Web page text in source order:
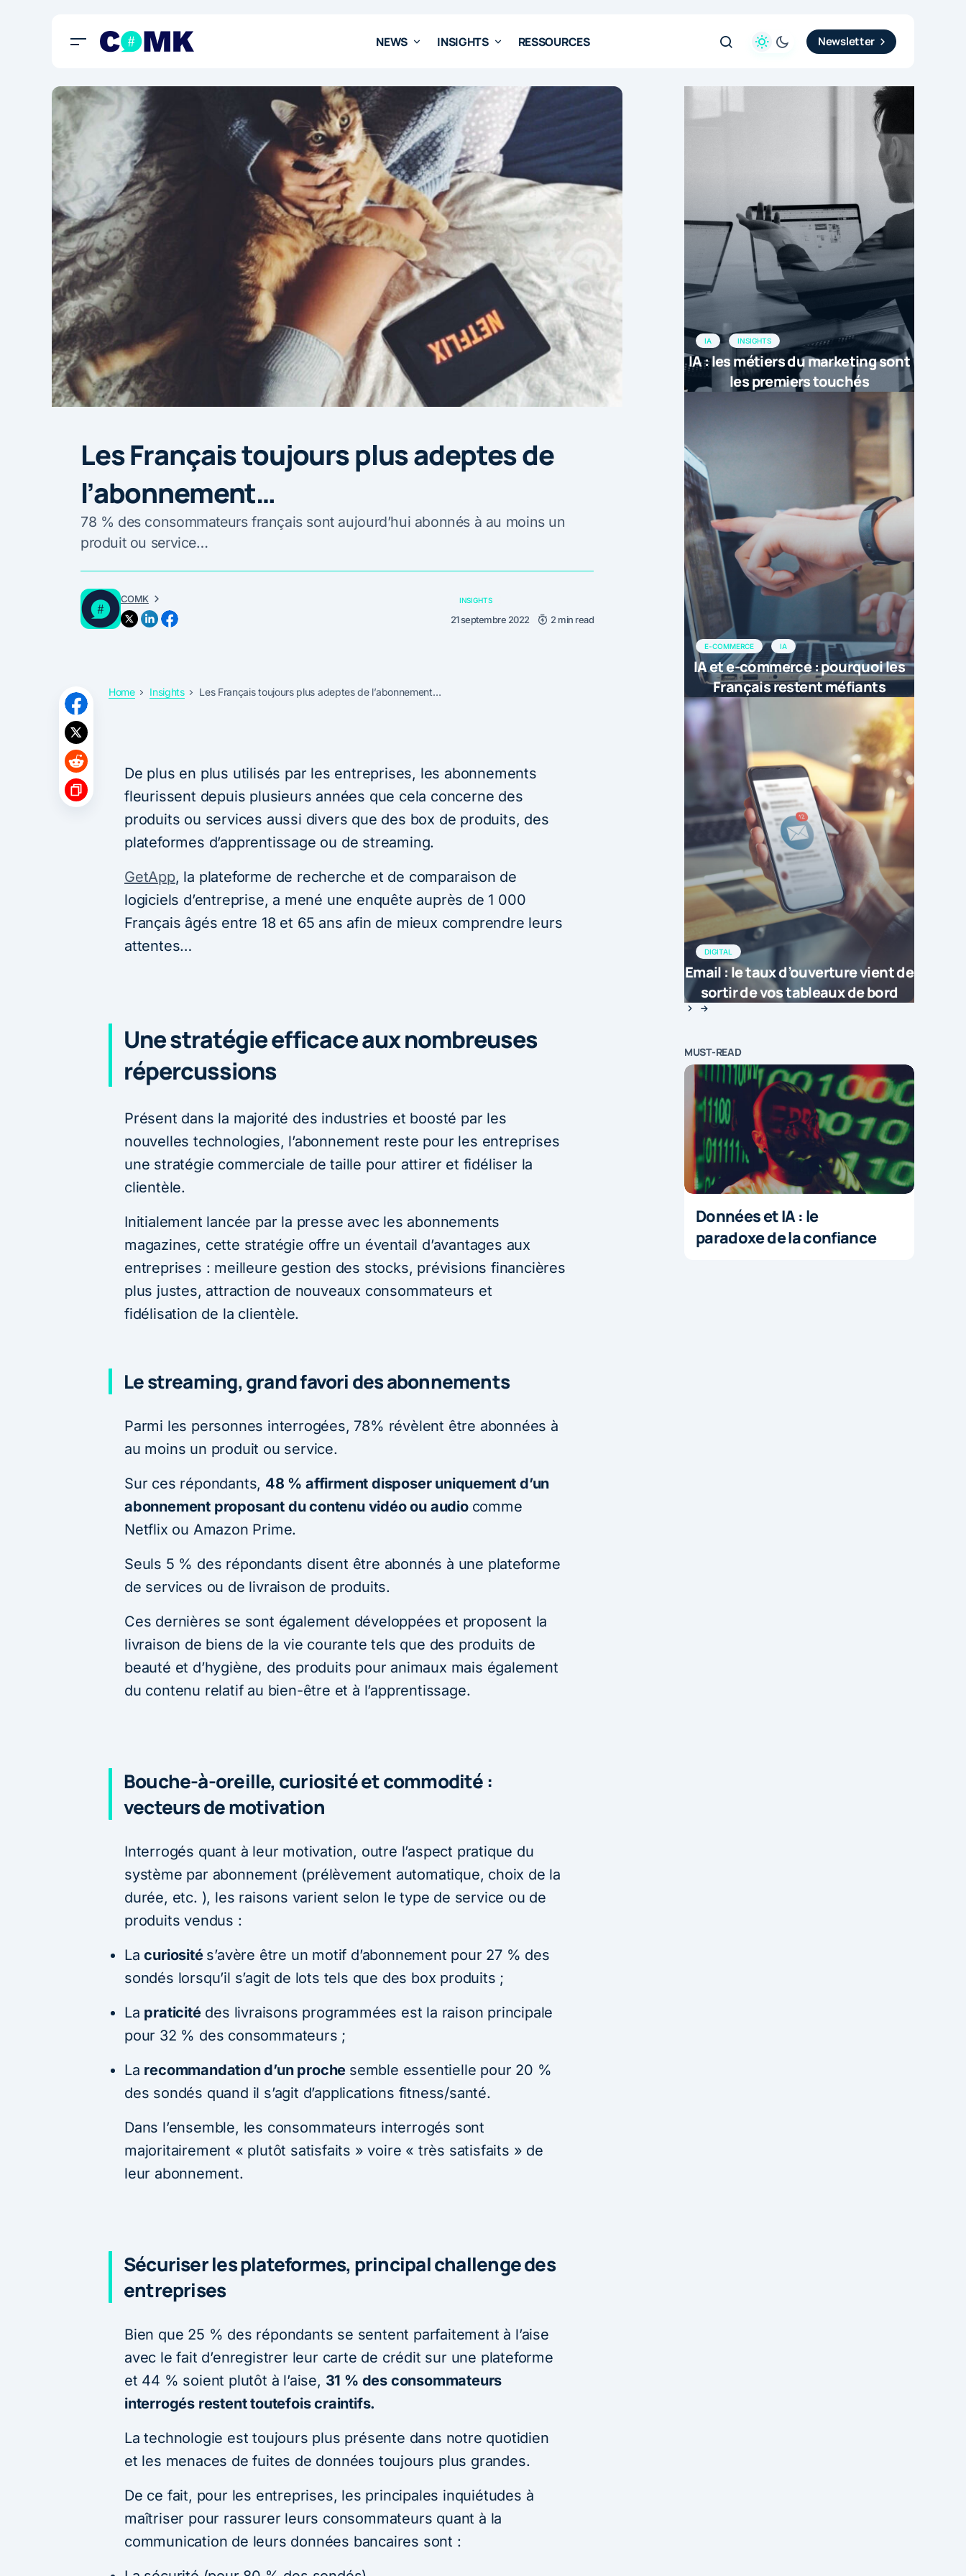
NEWS INSIGHTS RESSOURCES Newsletter
Les Français toujours plus adeptes de
l’abonnement…
78 % des consommateurs français sont aujourd’hui abonnés à au moins un
produit ou service…
COMK INSIGHTS
21 septembre 2022 2 min read
Home Insights Les Français toujours plus adeptes de l’abonnement…
De plus en plus utilisés par les entreprises, les abonnements
fleurissent depuis plusieurs années que cela concerne des
produits ou services aussi divers que des box de produits, des
plateformes d’apprentissage ou de streaming.
GetApp, la plateforme de recherche et de comparaison de
logiciels d’entreprise, a mené une enquête auprès de 1 000
Français âgés entre 18 et 65 ans afin de mieux comprendre leurs
attentes…
Une stratégie efficace aux nombreuses
répercussions
Présent dans la majorité des industries et boosté par les
nouvelles technologies, l’abonnement reste pour les entreprises
une stratégie commerciale de taille pour attirer et fidéliser la
clientèle.
Initialement lancée par la presse avec les abonnements
magazines, cette stratégie offre un éventail d’avantages aux
entreprises : meilleure gestion des stocks, prévisions financières
plus justes, attraction de nouveaux consommateurs et
fidélisation de la clientèle.
Le streaming, grand favori des abonnements
Parmi les personnes interrogées, 78% révèlent être abonnées à
au moins un produit ou service.
Sur ces répondants, 48 % affirment disposer uniquement d’un
abonnement proposant du contenu vidéo ou audio comme
Netflix ou Amazon Prime.
Seuls 5 % des répondants disent être abonnés à une plateforme
de services ou de livraison de produits.
Ces dernières se sont également développées et proposent la
livraison de biens de la vie courante tels que des produits de
beauté et d’hygiène, des produits pour animaux mais également
du contenu relatif au bien-être et à l’apprentissage.
Bouche-à-oreille, curiosité et commodité :
vecteurs de motivation
Interrogés quant à leur motivation, outre l’aspect pratique du
système par abonnement (prélèvement automatique, choix de la
durée, etc. ), les raisons varient selon le type de service ou de
produits vendus :
Lacuriosité s’avère être un motif d’abonnement pour 27 % des
sondés lorsqu’il s’agit de lots tels que des box produits ;
La praticitédes livraisons programmées est la raison principale
pour 32 % des consommateurs ;
La recommandation d’un proche semble essentielle pour 20 %
des sondés quand il s’agit d’applications fitness/santé.
Dans l’ensemble, les consommateurs interrogés sont
majoritairement « plutôt satisfaits » voire « très satisfaits » de
leur abonnement.
Sécuriser les plateformes, principal challenge des
entreprises
Bien que 25 % des répondants se sentent parfaitement à l’aise
avec le fait d’enregistrer leur carte de crédit sur une plateforme
et 44 % soient plutôt à l’aise, 31 % des consommateurs
interrogés restent toutefois craintifs.
La technologie est toujours plus présente dans notre quotidien
et les menaces de fuites de données toujours plus grandes.
De ce fait, pour les entreprises, les principales inquiétudes à
maîtriser pour rassurer leurs consommateurs quant à la
communication de leurs données bancaires sont :
IA INSIGHTS
IA : les métiers du marketing sont
les premiers touchés
E-COMMERCE IA
IA et e-commerce : pourquoi les
Français restent méfiants
DIGITAL
Email : le taux d’ouverture vient de
sortir de vos tableaux de bord
MUST-READ
Données et IA : le
paradoxe de la confiance